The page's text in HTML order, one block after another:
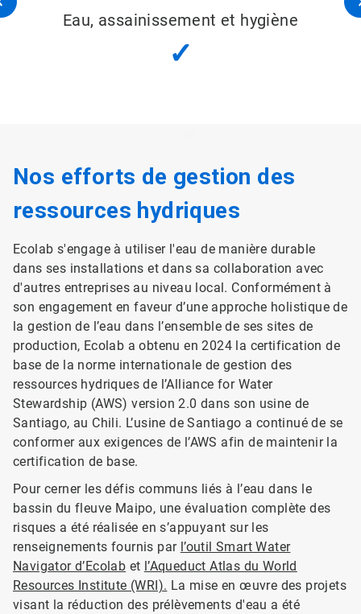
Eau, assainissement et hygiène
✓
Nos efforts de gestion des
ressources hydriques
Ecolab s'engage à utiliser l'eau de manière durable
dans ses installations et dans sa collaboration avec
d'autres entreprises au niveau local. Conformément à
son engagement en faveur d’une approche holistique de
la gestion de l’eau dans l’ensemble de ses sites de
production, Ecolab a obtenu en 2024 la certification de
base de la norme internationale de gestion des
ressources hydriques de l’Alliance for Water
Stewardship (AWS) version 2.0 dans son usine de
Santiago, au Chili. L’usine de Santiago a continué de se
conformer aux exigences de l’AWS afin de maintenir la
certification de base.
Pour cerner les défis communs liés à l’eau dans le
bassin du fleuve Maipo, une évaluation complète des
risques a été réalisée en s’appuyant sur les
renseignements fournis par l’outil Smart Water
Navigator d’Ecolab et l’Aqueduct Atlas du World
Resources Institute (WRI). La mise en œuvre des projets
visant la réduction des prélèvements d'eau a été